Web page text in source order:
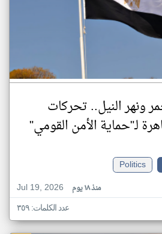
ونهر النيل.. تحركات
لـ"حماية الأمن القومي"
Politics
Jul 19, 2026
منذ ١٨ يوم
عدد الكلمات: ٣٥٩